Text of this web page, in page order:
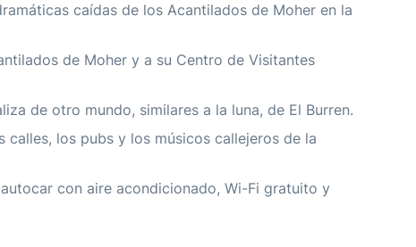
caídas de los Acantilados de Moher en la
de Moher y a su Centro de Visitantes
de otro mundo, similares a la luna, de El Burren.
calles, los pubs y los músicos callejeros de la
con aire acondicionado, Wi-Fi gratuito y